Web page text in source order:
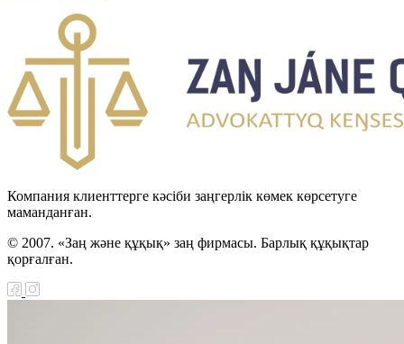
Компания клиенттерге кәсіби заңгерлік көмек көрсетуге
маманданған.
© 2007. «Заң және құқық» заң фирмасы. Барлық құқықтар
қорғалған.